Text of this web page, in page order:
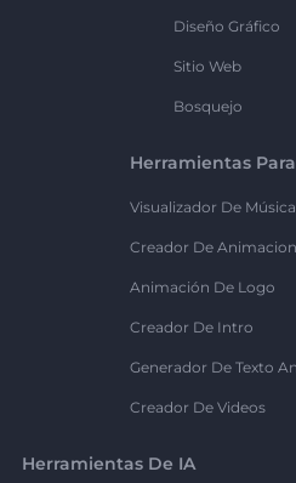
Diseño Gráfico
Sitio Web
Bosquejo
Herramientas
Visualizador De
Creador De
Animación De Logo
Creador De Intro
Generador De Texto
Creador De Videos
Herramientas De IA